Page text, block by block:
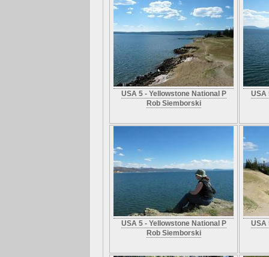
USA 5 - Yellowstone National P
Rob Siemborski
USA
USA 5 - Yellowstone National P
Rob Siemborski
USA